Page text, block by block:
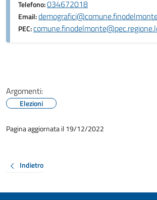
Telefono:034672018
Email:
PEC:
Argomenti:
Elezioni
Pagina aggiornata il 19/12/2022
Indietro